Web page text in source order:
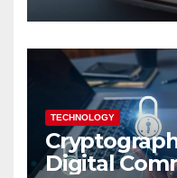
TECHNOLOGY
Digital